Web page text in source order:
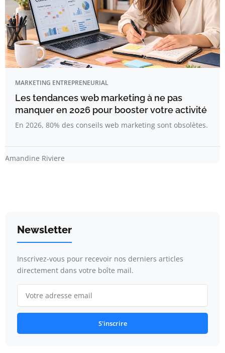
MARKETING ENTREPRENEURIAL
Les tendances web marketing à ne pas
manquer en 2026 pour booster votre activité
En 2026, 80% des conseils web marketing sont obsolètes.
Amandine Riviere
Newsletter
Inscrivez-vous pour recevoir nos derniers articles
directement dans votre boîte mail.
S'inscrire